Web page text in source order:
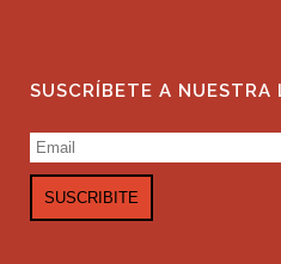
SUSCRÍBETE A NUESTRA